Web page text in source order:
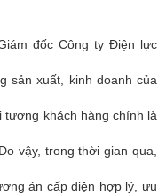
đốc Công ty Điện lực
sản xuất, kinh doanh của
tượng khách hàng chính là
vậy, trong thời gian qua,
án cấp điện hợp lý, ưu